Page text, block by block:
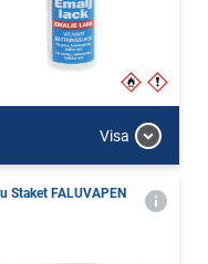
Visa
Staket FALUVAPEN